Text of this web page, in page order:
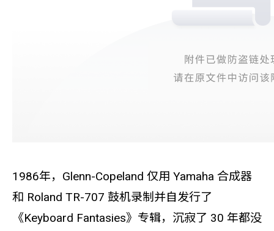
1986年，Glenn-Copeland 仅用 Yamaha 合成器
和 Roland TR-707 鼓机录制并自发行了
《Keyboard Fantasies》专辑，沉寂了 30 年都没